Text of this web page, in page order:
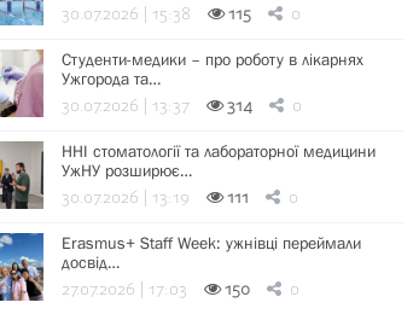
30.07.2026 | 15:38 115 0
Студенти-медики – про роботу в лікарнях
Ужгорода та…
30.07.2026 | 13:37 314 0
ННІ стоматології та лабораторної медицини
УжНУ розширює…
30.07.2026 | 13:19 111 0
Erasmus+ Staff Week: ужнівці переймали
досвід…
27.07.2026 | 17:03 150 0